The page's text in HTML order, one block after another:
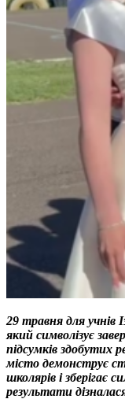
29 травня для учнів
який символізує
підсумків здобутих
місто демонструє
школярів і зберігає
результати